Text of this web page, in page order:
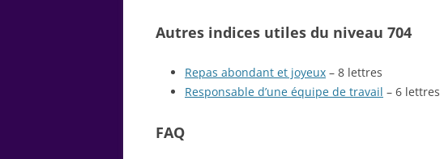
Autres indices utiles du niveau 704
Repas abondant et joyeux – 8 lettres
Responsable d’une équipe de travail – 6 lettres
FAQ